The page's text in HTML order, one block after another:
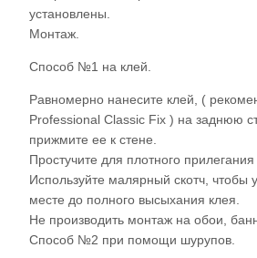
установлены.
Монтаж.
Способ №1 на клей.
Равномерно нанесите клей, (
Professional Classic Fix ) на заднюю
прижмите ее к стене.
Простучите для плотного прилегания
Используйте малярный скотч, чтобы
месте до полного высыхания клея.
Не производить монтаж на обои,
Способ №2 при помощи шурупов.